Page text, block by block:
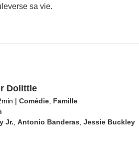
sa vie.
Dolittle
| Comédie, Famille
Jr. Antonio Banderas Jessie Buckley